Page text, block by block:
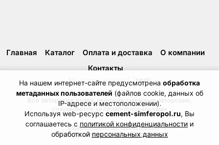
На нашем интернет-сайте предусмотрена обработка
метаданных пользователей (файлов cookie, данных об
IP-адресе и местоположении).
Используя web-ресурс cement-simferopol.ru, Вы
соглашаетесь с политикой конфиденциальности и
обработкой персональных данных
Главная Каталог Оплата и доставка
О компании
Контакты
Мы принимаем:
Все авторские права, включая смежные авторские,
сохраняются за правообладателями
Создание сайтов Симферополь
Продвижение сайтов Симферополь